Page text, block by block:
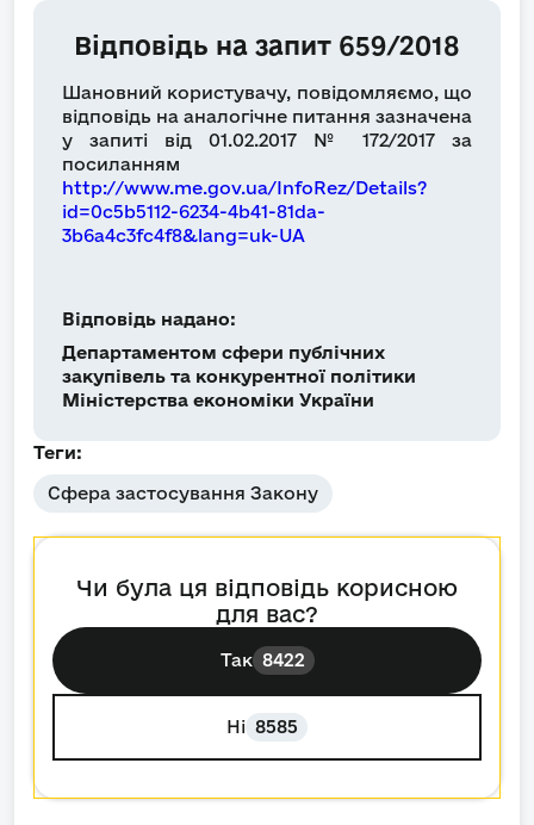
Відповідь на запит 659/2018
Шановний користувачу, повідомляємо, що
відповідь на аналогічне питання зазначена
у запиті від 01.02.2017 № 172/2017 за
посиланням
http://www.me.gov.ua/InfoRez/Details?
id=0c5b5112-6234-4b41-81da-
3b6a4c3fc4f8&lang=uk-UA
Відповідь надано:
Департаментом сфери публічних
закупівель та конкурентної політики
Міністерства економіки України
Теги:
Сфера застосування Закону
Чи була ця відповідь корисною
для вас?
Так 8422
Ні 8585